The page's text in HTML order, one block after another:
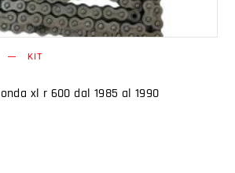
KIT
xl r 600 dal 1985 al 1990